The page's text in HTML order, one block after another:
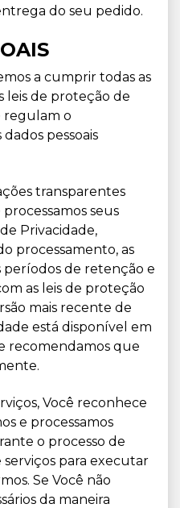
do seu pedido.
a cumprir todas as
leis de proteção de
regulam o
pessoais
transparentes
seus
Privacidade,
processamento, as
períodos de retenção e
as leis de proteção
mais recente de
está disponível em
recomendamos que
Você reconhece
e processamos
o processo de
para executar
Se Você não
da maneira